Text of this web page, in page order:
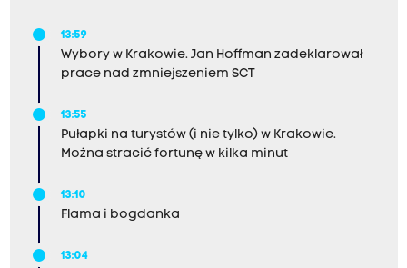
13:59
Wybory w Krakowie. Jan Hoffman zadeklarował
prace nad zmniejszeniem SCT
13:55
Pułapki na turystów (i nie tylko) w Krakowie.
Można stracić fortunę w kilka minut
13:10
Flama i bogdanka
13:04